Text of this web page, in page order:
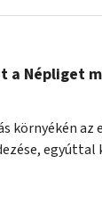
a Népliget
környékén